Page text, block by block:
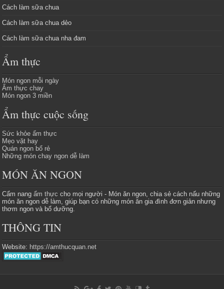
Cách làm sữa chua
Cách làm sữa chua dẻo
Cách làm sữa chua nha đam
Ẩm thực
Món ngon mỗi ngày
Ẩm thực chay
Món ngon 3 miền
Ẩm thực cuộc sống
Sức khỏe ẩm thực
Mẹo vặt hay
Quán ngon bổ rẻ
Những món chay ngon dễ làm
MÓN ĂN NGON
Cẩm nangẩm thực cho mọi người - Món ăn ngon, chia sẻ cách nấu những
món ăn ngon dễ làm, giúp bạn có những món ăn gia đình đơn giản nhưng
thơm ngon và bổ dưỡng.
THÔNG TIN
Website: https://amthucquan.net